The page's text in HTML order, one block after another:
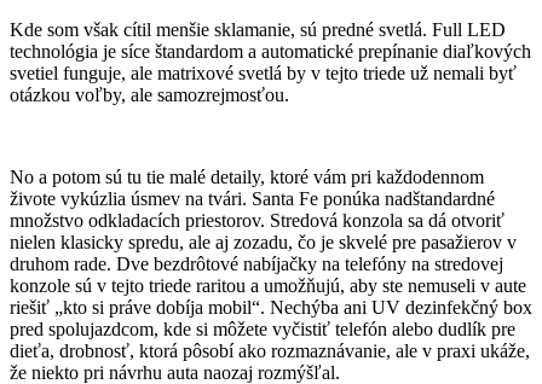
Kde som však cítil menšie sklamanie, sú predné svetlá. Full LED
technológia je síce štandardom a automatické prepínanie diaľkových
svetiel funguje, ale matrixové svetlá by v tejto triede už nemali byť
otázkou voľby, ale samozrejmosťou.
No a potom sú tu tie malé detaily, ktoré vám pri každodennom
živote vykúzlia úsmev na tvári. Santa Fe ponúka nadštandardné
množstvo odkladacích priestorov. Stredová konzola sa dá otvoriť
nielen klasicky spredu, ale aj zozadu, čo je skvelé pre pasažierov v
druhom rade. Dve bezdrôtové nabíjačky na telefóny na stredovej
konzole sú v tejto triede raritou a umožňujú, aby ste nemuseli v aute
riešiť „kto si práve dobíja mobil“. Nechýba ani UV dezinfekčný box
pred spolujazdcom, kde si môžete vyčistiť telefón alebo dudlík pre
dieťa, drobnosť, ktorá pôsobí ako rozmaznávanie, ale v praxi ukáže,
že niekto pri návrhu auta naozaj rozmýšľal.